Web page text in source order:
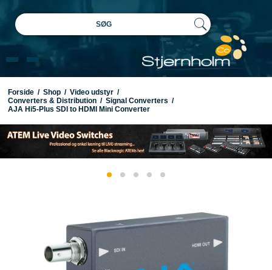
SØG
Forside / Shop / Video udstyr /
Converters & Distribution / Signal Converters /
AJA Hi5-Plus SDI to HDMI Mini Converter